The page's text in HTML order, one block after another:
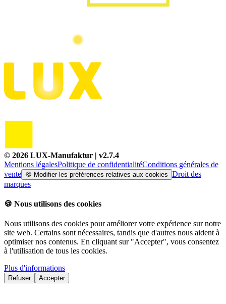
© 2026 LUX-Manufaktur | v2.7.4
Mentions légalesPolitique de confidentialitéConditions générales de
vente 🍪 Modifier les préférences relatives aux cookies Droit des
marques
🍪 Nous utilisons des cookies
Nous utilisons des cookies pour améliorer votre expérience sur notre
site web. Certains sont nécessaires, tandis que d'autres nous aident à
optimiser nos contenus. En cliquant sur "Accepter", vous consentez
à l'utilisation de tous les cookies.
Plus d'informations
Refuser Accepter